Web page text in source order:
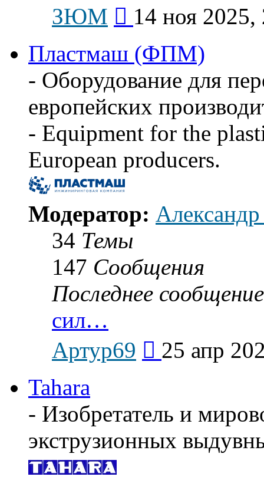
ЗЮМ
последнему
14 ноя 2025,
Пластмаш (ФПМ)
- Оборудование для
европейских
- Equipment for the
European producers.
Модератор:
34 Темы
147 Сообщения
Последнее сообщение
сил…
Артур69
последнему
25 апр
Tahara
- Изобретатель и
экструзионных